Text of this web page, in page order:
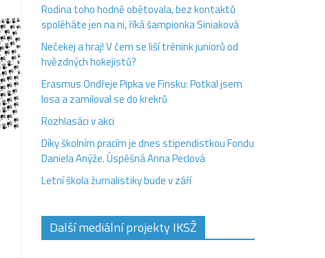
Rodina toho hodně obětovala, bez kontaktů
spoléháte jen na ni, říká šampionka Siniaková
Nečekej a hraj! V čem se liší trénink juniorů od
hvězdných hokejistů?
Erasmus Ondřeje Pipka ve Finsku: Potkal jsem
losa a zamiloval se do krekrů
Rozhlasáci v akci
Díky školním pracím je dnes stipendistkou Fondu
Daniela Anýže. Úspěšná Anna Peclová
Letní škola žurnalistiky bude v září
Další mediální projekty IKSŽ